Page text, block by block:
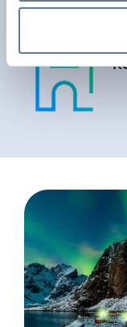
and set your
provide social
We also share
our social media,